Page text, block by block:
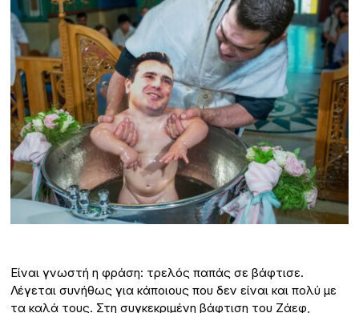
Είναι γνωστή η φράση: τρελός παπάς σε βάφτισε.
Λέγεται συνήθως για κάποιους που δεν είναι και πολύ με
τα καλά τους. Στη συγκεκριμένη βάφτιση του Ζάεφ,